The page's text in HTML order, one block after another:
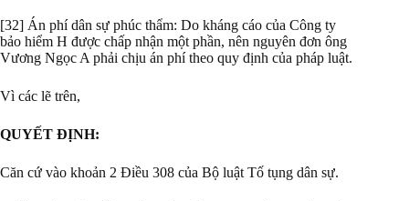
[32] Án phí dân sự phúc thẩm: Do kháng cáo của Công ty
bảo hiểm H được chấp nhận một phần, nên nguyên đơn ông
Vương Ngọc A phải chịu án phí theo quy định của pháp luật.
Vì các lẽ trên,
QUYẾT ĐỊNH:
Căn cứ vào khoản 2 Điều 308 của Bộ luật Tố tụng dân sự.